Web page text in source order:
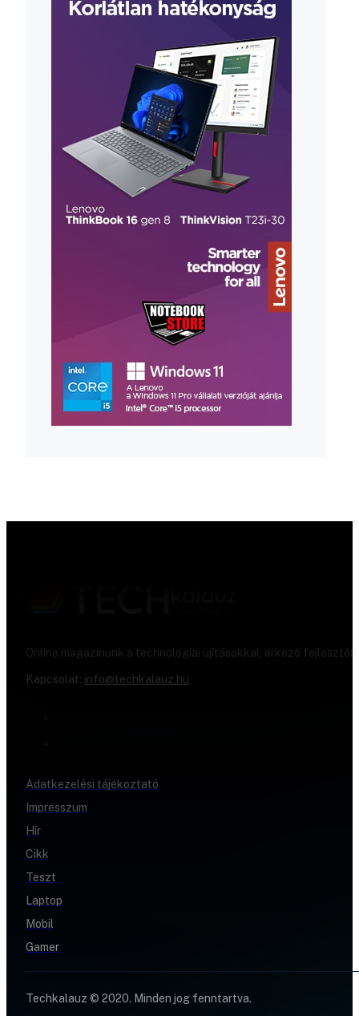
Online magazinunk a technológiai újításokkal, érkező
Kapcsolat: info@techkalauz.hu
Adatkezelési tájékoztató
Impresszum
Hír
Cikk
Teszt
Laptop
Mobil
Gamer
Techkalauz © 2020. Minden jog fenntartva.